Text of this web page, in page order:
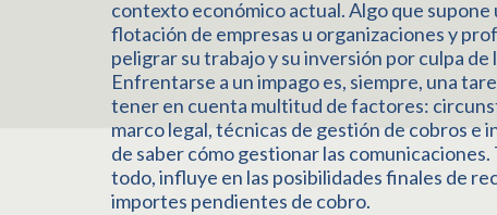
contexto económico actual. Algo que supone
flotación de empresas u organizaciones y
peligrar su trabajo y su inversión por culpa de
Enfrentarse a un impago es, siempre, una
tener en cuenta multitud de factores:
marco legal, técnicas de gestión de cobros e
de saber cómo gestionar las
todo, influye en las posibilidades finales de
importes pendientes de cobro.